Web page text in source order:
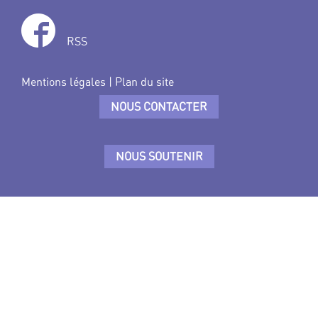
RSS
Mentions légales | Plan du site
NOUS CONTACTER
NOUS SOUTENIR